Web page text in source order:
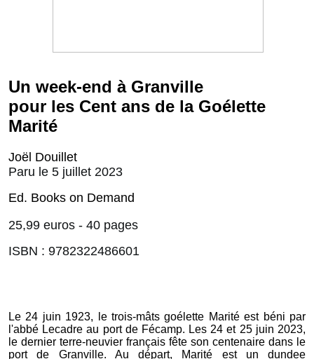
Un week-end à Granville
pour les Cent ans de la Goélette
Marité
Joël Douillet
Paru le 5 juillet 2023
Ed. Books on Demand
25,99 euros - 40 pages
ISBN : 9782322486601
Le 24 juin 1923, le trois-mâts goélette Marité est béni par
l'abbé Lecadre au port de Fécamp. Les 24 et 25 juin 2023,
le dernier terre-neuvier français fête son centenaire dans le
port de Granville. Au départ, Marité est un dundee